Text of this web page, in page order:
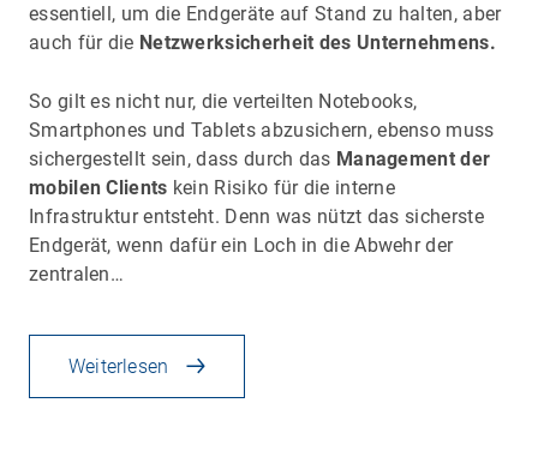
essentiell, um die Endgeräte auf Stand zu halten, aber
auch für die Netzwerksicherheit des Unternehmens.
So gilt es nicht nur, die verteilten Notebooks,
Smartphones und Tablets abzusichern, ebenso muss
sichergestellt sein, dass durch das Management der
mobilen Clients kein Risiko für die interne
Infrastruktur entsteht. Denn was nützt das sicherste
Endgerät, wenn dafür ein Loch in die Abwehr der
zentralen…
Weiterlesen